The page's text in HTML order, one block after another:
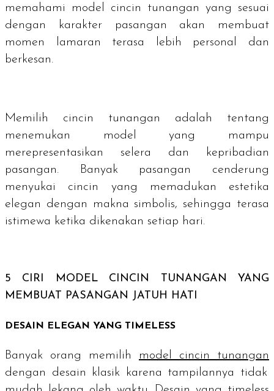
memahami model cincin tunangan yang sesuai
dengan karakter pasangan akan membuat
momen lamaran terasa lebih personal dan
berkesan.
Memilih cincin tunangan adalah tentang
menemukan model yang mampu
merepresentasikan selera dan kepribadian
pasangan. Banyak pasangan cenderung
menyukai cincin yang memadukan estetika
elegan dengan makna simbolis, sehingga terasa
istimewa ketika dikenakan setiap hari.
5 CIRI MODEL CINCIN TUNANGAN YANG
MEMBUAT PASANGAN JATUH HATI
DESAIN ELEGAN YANG TIMELESS
Banyak orang memilih model cincin tunangan
dengan desain klasik karena tampilannya tidak